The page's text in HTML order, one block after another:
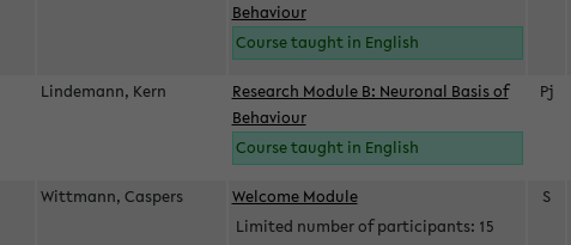
Behaviour
Course taught in English
Lindemann, Kern
Research Module B: Neuronal Basis of
Behaviour
Course taught in English
Pj
Wittmann, Caspers
Welcome Module
Limited number of participants: 15
S